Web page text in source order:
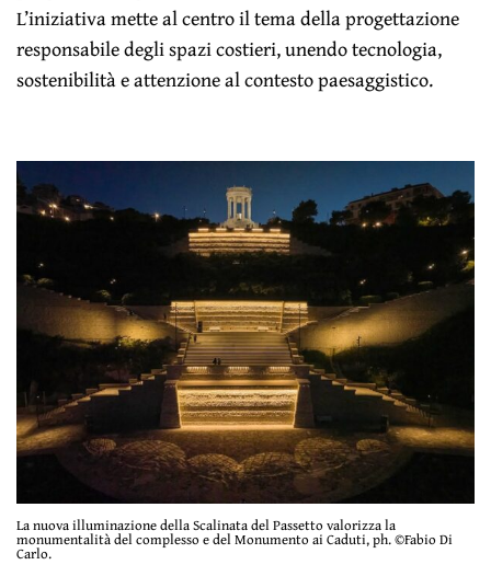
L’iniziativa mette al centro il tema della progettazione
responsabile degli spazi costieri, unendo tecnologia,
sostenibilità e attenzione al contesto paesaggistico.
La nuova illuminazione della Scalinata del Passetto valorizza la
monumentalità del complesso e del Monumento ai Caduti, ph. ©Fabio Di
Carlo.